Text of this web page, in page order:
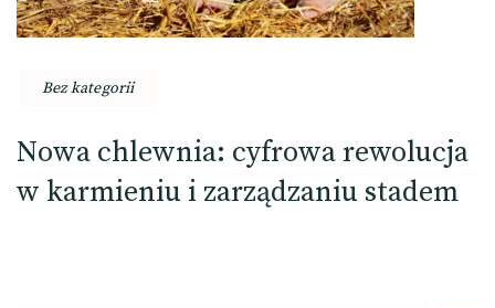
Bez kategorii
Nowa chlewnia: cyfrowa rewolucja
w karmieniu i zarządzaniu stadem